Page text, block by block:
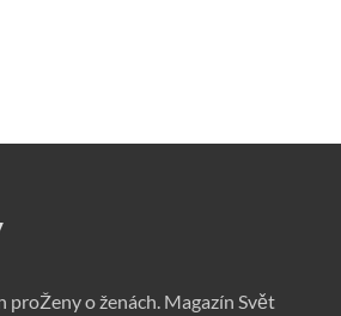
proŽeny o ženách. Magazín Svět